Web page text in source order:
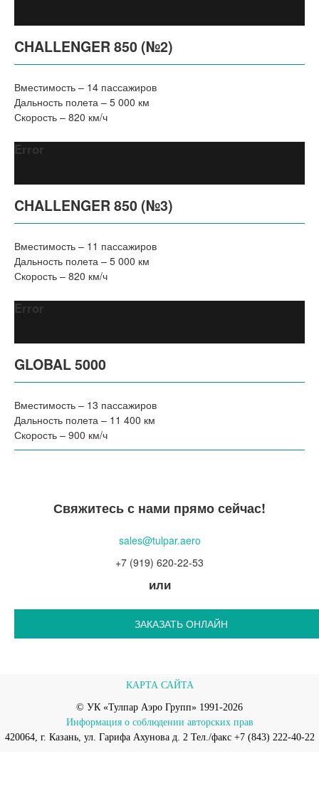
CHALLENGER 850 (№2)
Вместимость – 14 пассажиров
Дальность полета – 5 000 км
Скорость – 820 км/ч
Error
CHALLENGER 850 (№3)
Вместимость – 11 пассажиров
Дальность полета – 5 000 км
Скорость – 820 км/ч
Error
GLOBAL 5000
Вместимость – 13 пассажиров
Дальность полета – 11 400 км
Скорость – 900 км/ч
Свяжитесь с нами прямо сейчас!
sales@tulpar.aero
+7 (919) 620-22-53
или
ЗАКАЗАТЬ ОНЛАЙН
КАРТА САЙТА
© УК «Тулпар Аэро Групп» 1991-2026
Информация о соблюдении авторских прав
420064, г. Казань, ул. Гарифа Ахунова д. 2 Тел./факс +7 (843) 222-40-22